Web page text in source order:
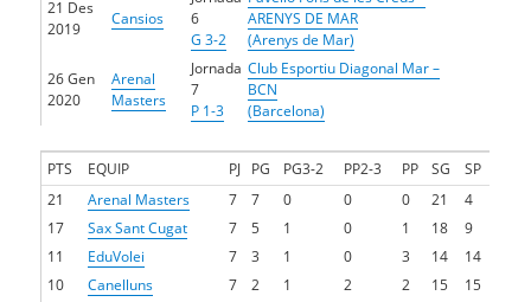
21 Des
2019
Cansios
6
G 3-2
ARENYS DE MAR
(Arenys de Mar)
26 Gen
2020
Arenal
Masters
Jornada
7
P 1-3
Club Esportiu Diagonal Mar –
BCN
(Barcelona)
PTS EQUIP PJ PG PG3-2 PP2-3 PP SG
SP
21
Arenal Masters 7 7 0 0 0 21
4
17
Sax Sant Cugat 7 5 1 0 1 18
9
11
EduVolei 7 3 1 0 3 14
14
10
Canelluns 7 2 1 2 2 15
15